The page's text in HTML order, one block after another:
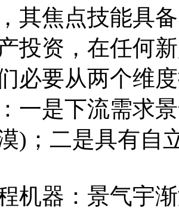
其焦点技能具
投资，在任何
必要从两个维
一是下流需求
)；二是具有自
机器：景气宇